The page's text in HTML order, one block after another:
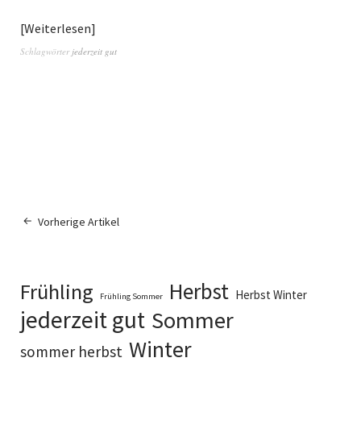
Weiterlesen
Schlagwörter jederzeit gut
Vorherige Artikel
Frühling Frühling Sommer Herbst Herbst Winter
jederzeit gut Sommer
sommer herbst Winter